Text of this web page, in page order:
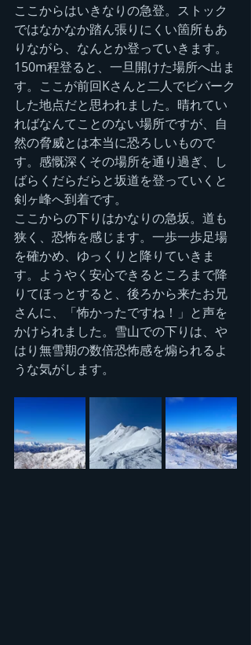
ここからはいきなりの急登。ストック
ではなかなか踏ん張りにくい箇所もあ
りながら、なんとか登っていきます。
150m程登ると、一旦開けた場所へ出ま
す。ここが前回Kさんと二人でビバーク
した地点だと思われました。晴れてい
ればなんてことのない場所ですが、自
然の脅威とは本当に恐ろしいもので
す。感慨深くその場所を通り過ぎ、し
ばらくだらだらと坂道を登っていくと
剣ヶ峰へ到着です。
ここからの下りはかなりの急坂。道も
狭く、恐怖を感じます。一歩一歩足場
を確かめ、ゆっくりと降りていきま
す。ようやく安心できるところまで降
りてほっとすると、後ろから来たお兄
さんに、「怖かったですね！」と声を
かけられました。雪山での下りは、や
はり無雪期の数倍恐怖感を煽られるよ
うな気がします。